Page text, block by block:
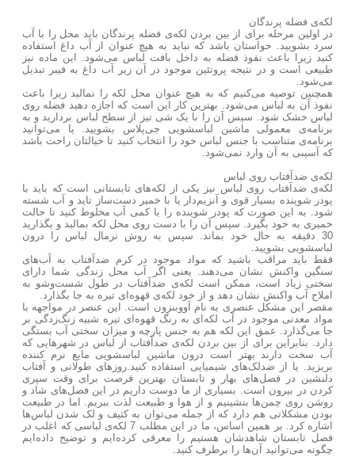
لکه‌ی فضله پرندگان
در اولین مرحله برای از بین بردن لکه‌ی فضله پرندگان باید محل را با آب
سرد بشویید. حواستان باشد که نباید به هیچ عنوان از آب داغ استفاده
کنید زیرا باعث نفوذ فضله به داخل بافت لباس می‌شود. این ماده نیز
طبیعی است و در نتیجه پروتئین موجود در آن زیر آب داغ به فیبر تبدیل
می‌شود.
همچنین توصیه می‌کنیم که به هیچ عنوان محل لکه را نمالید زیرا باعث
نفوذ آن به لباس می‌شود. بهترین کار این است که اجازه دهید فضله روی
لباس خشک شود. سپس آن را با یک شی تیز از سطح لباس بردارید و به
برنامه‌ی معمولی ماشین لباسشویی جی‌پلاس بشویید. یا می‌توانید
برنامه‌ی متناسب با جنس لباس خود را انتخاب کنید تا خیالتان راحت باشد
که آسیبی به آن وارد نمی‌شود.
لکه‌ی ضدآفتاب روی لباس
لکه‌ی ضدآفتاب روی لباس نیز یکی از لکه‌های تابستانی است که باید با
پودر شوینده بسیار قوی و آنزیم‌دار یا با خمیر دست‌ساز تاید و آب شسته
شود. به این صورت که پودر شوینده را با کمی آب مخلوط کنید تا حالت
خمیری به خود بگیرد. سپس آن را با دست روی محل لکه بمالید و بگذارید
30 دقیقه به حال خود بماند. سپس به روش نرمال لباس را درون
لباسشویی بشویید.
فقط باید مراقب باشید که مواد موجود در کرم ضدآفتاب به آب‌های
سنگین واکنش نشان می‌دهند. یعنی اگر آب محل زندگی شما دارای
سختی زیاد است، ممکن است لکه‌ی ضدآفتاب در طول شست‌وشو به
املاح آب واکنش نشان دهد و از خود لکه‌ی قهوه‌ای تیره به جا بگذارد.
مقصر این مشکل عنصری به نام آووبنزون است. این عنصر در مواجهه با
مواد معدنی موجود در آب لکه‌ای به رنگ قهوه‌ای تیره شبیه زنگ‌زدگی بر
جا می‌گذارد. عمق این لکه هم به جنس پارچه و میزان سختی آب بستگی
دارد. بنابراین برای از بین بردن لکه‌ی ضدآفتاب از لباس در شهرهایی که
آب سخت دارند بهتر است درون ماشین لباسشویی مایع نرم کننده
بریزید. یا از ضدلک‌های شیمیایی استفاده کنید.روزهای طولانی و آفتاب
دلنشین در فصل‌های بهار و تابستان بهترین فرصت برای وقت سپری
کردن در بیرون است. بسیاری از ما دوست داریم در این فصل‌های شاد و
روشن روی چمن‌ها بنشینیم و از هوا و طبیعت لذت ببریم. اما در طبیعت
بودن مشکلاتی هم دارد که از جمله می‌توان به کثیف و لک شدن لباس‌ها
اشاره کرد. بر همین اساس، ما در این مطلب 7 لکه‌ی لباسی که اغلب در
فصل تابستان شاهدشان هستیم را معرفی کرده‌ایم و توضیح داده‌ایم
چگونه می‌توانید آن‌ها را برطرف کنید.